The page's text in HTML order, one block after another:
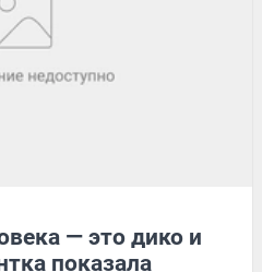
— это дико и
показала